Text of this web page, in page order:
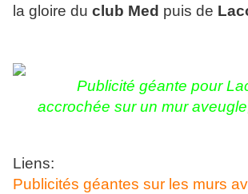
la gloire du club Med puis de
Publicité géante pour
accrochée sur un mur aveugle
Liens:
Publicités géantes sur les murs